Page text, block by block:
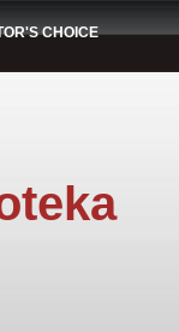
CHOICE